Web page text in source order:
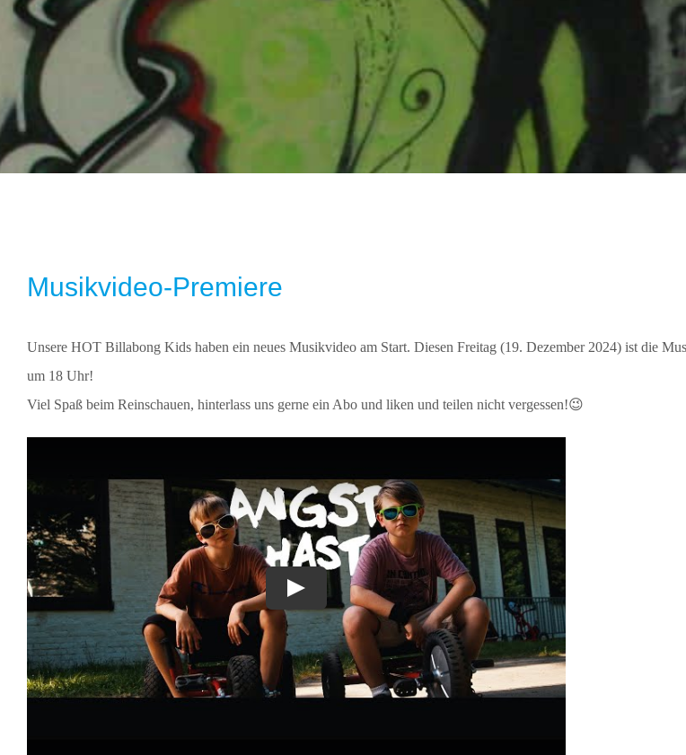
Musikvideo-Premiere
Unsere HOT Billabong Kids haben ein neues Musikvideo am Start. Diesen Freitag (19. Dezember 2024) ist die
um 18 Uhr!
Viel Spaß beim Reinschauen, hinterlass uns gerne ein Abo und liken und teilen nicht vergessen!😉